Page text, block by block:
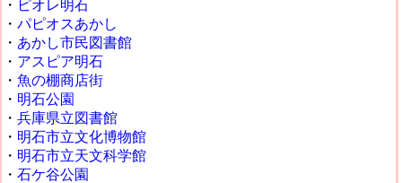
・ ピオレ明石
・ パピオスあかし
・ あかし市民図書館
・ アスピア明石
・ 魚の棚商店街
・ 明石公園
・ 兵庫県立図書館
・ 明石市立文化博物館
・ 明石市立天文科学館
・ 石ケ谷公園